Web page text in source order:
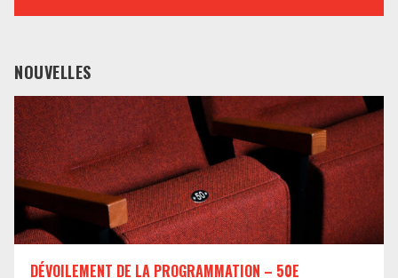
NOUVELLES
DÉVOILEMENT DE LA PROGRAMMATION – 50E